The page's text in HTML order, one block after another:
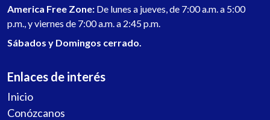
America Free Zone: De lunes a jueves, de 7:00 a.m. a 5:00
p.m., y viernes de 7:00 a.m. a 2:45 p.m.
Sábados y Domingos cerrado.
Enlaces de interés
Inicio
Conózcanos